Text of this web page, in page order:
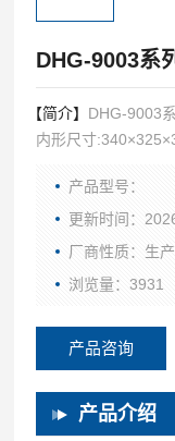
DHG-9003系
【简介】 DHG-9003
内形尺寸
温度范围:RT＋10℃
功率：870W
内胆材料：镜面不
产品型号：
更新时间：
厂商性质：生
浏览量：3931
产品咨询
产品介绍